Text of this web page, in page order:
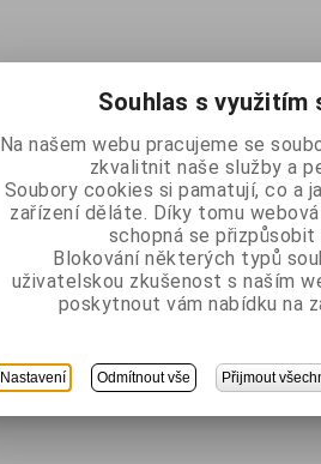
Souhlas s využitím
Na našem webu pracujeme se
zkvalitnit naše služby a
Soubory cookies si pamatují, co a
zařízení děláte. Díky tomu
schopná se přizpůsobit
Blokování některých typů
uživatelskou zkušenost s naším
poskytnout vám nabídku na
Nastavení Odmítnout vše Přijmout